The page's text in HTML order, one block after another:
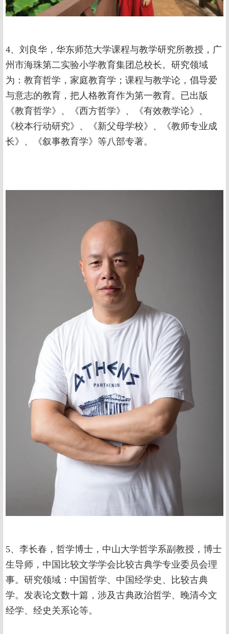
4、刘良华，华东师范大学课程与教学研究所教授，广
州市海珠第二实验小学教育集团总校长。研究领域
为：教育哲学，家庭教育学；课程与教学论，倡导爱
与意志的教育，把人格教育作为第一教育。已出版
《教育哲学》、《西方哲学》、《有效教学论》、
《校本行动研究》、《新父母学校》、《教师专业成
长》、《叙事教育学》等八部专著。
5、李长春，哲学博士，中山大学哲学系副教授，博士
生导师，中国比较文学学会比较古典学专业委员会理
事。研究领域：中国哲学、中国经学史、比较古典
学。发表论文数十篇，涉及古典政治哲学、晚清今文
经学、经史关系论等。